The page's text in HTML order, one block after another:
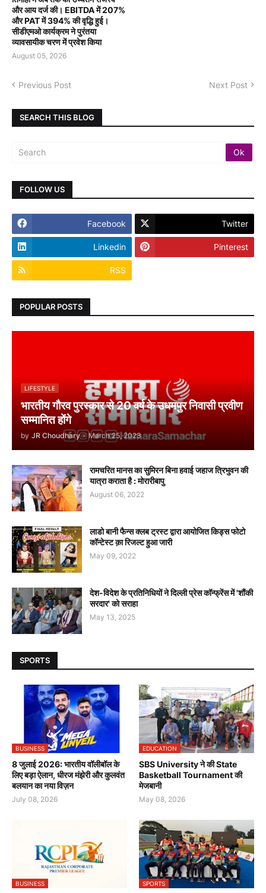
और आय दर्ज की। EBITDA में 207%
और PAT में 394% की वृद्धि हुई।
सीडीएमओ कार्यक्रम ने पुरंतया
व्यावसायीक चरण में प्रवेश किया
August 05, 2026
Previous Post Next Post
SEARCH THIS BLOG
FOLLOW US
Facebook Twitter
Linkedin Pinterest
RSS
POPULAR POSTS
LIFESTYLE
भारतीय गौरव पुरस्कार से 20 वर्ष के उधमपुर निवासी प्रवीण
सम्मानित होंगे
by JR Choudhary - March 25, 2023
रामचरित मानस का सुमिरन बिना हवाई जहाज त्रिभुवन की
यात्रा कराता है : मोरारीबापु
August 06, 2022
लाडो बानी फैन्स क्लब ट्रस्ट द्वारा आयोजित किड्स फोटो
कॉन्टेस्ट क़ा रिजल्ट हुआ जारी
May 09, 2022
देश-विदेश के प्रतिनिधियों ने दिल्ली प्रेस कॉन्फ्रेंस में 'शौंकी
सरदार' को सराहा
May 13, 2025
SPORTS
BUSINESS
8 जुलाई 2026: भारतीय वॉलीबॉल के
लिए बड़ा ऐलान, धीरज मंझेरी और कुलवंत
बलयान का नया विज़न
July 08, 2026
EDUCATION
SBS University ने की State
Basketball Tournament की
मेजबानी
May 08, 2026
BUSINESS SPORTS